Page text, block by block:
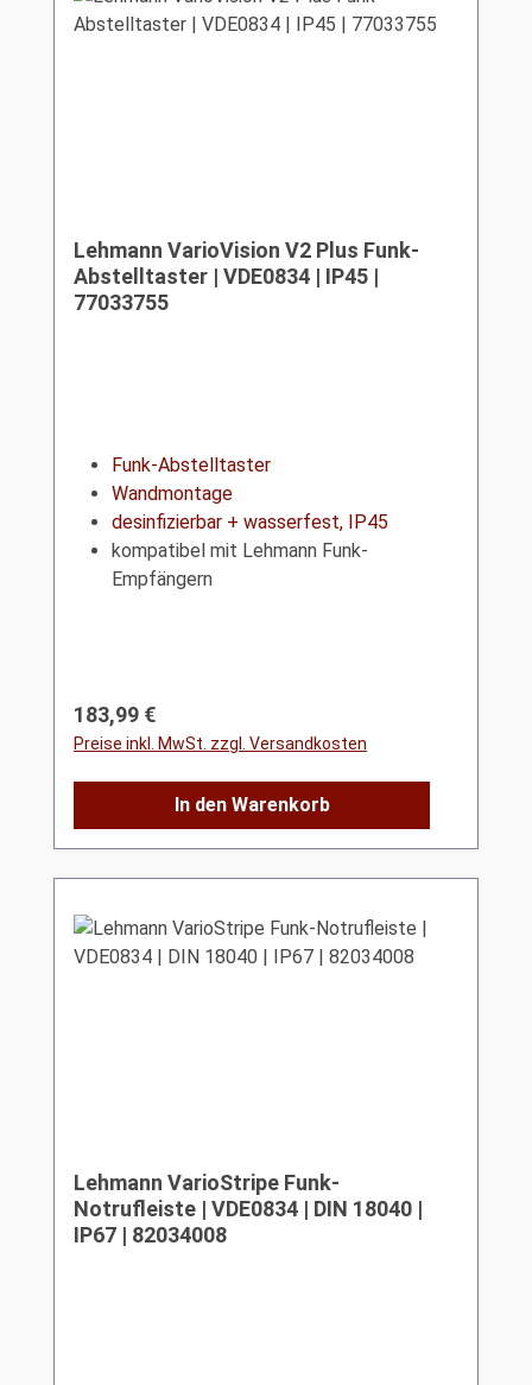
Lehmann VarioVision V2 Plus Funk-
Abstelltaster | VDE0834 | IP45 |
77033755
Funk-Abstelltaster
Wandmontage
desinfizierbar + wasserfest, IP45
kompatibel mit Lehmann Funk-
Empfängern
Regulärer Preis:
183,99 €
Preise inkl. MwSt. zzgl. Versandkosten
In den Warenkorb
Lehmann VarioStripe Funk-
Notrufleiste | VDE0834 | DIN 18040 |
IP67 | 82034008